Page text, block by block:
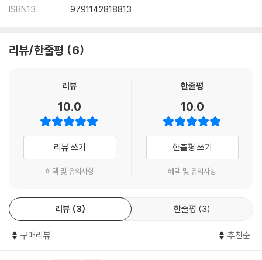
ISBN13
9791142818813
리뷰/한줄평 6
리뷰
10.0
리뷰 쓰기
혜택 및 유의사항
한줄평
10.0
한줄평 쓰기
혜택 및 유의사항
리뷰 3 한줄평 3
구매리뷰 추천순